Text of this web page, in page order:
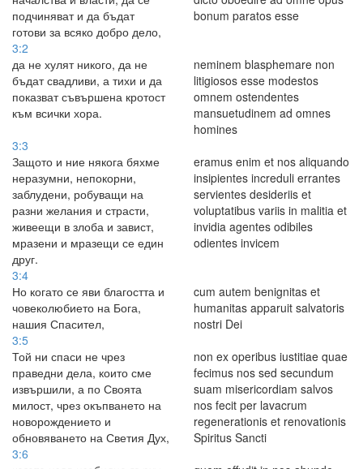
подчиняват и да бъдат
готови за всяко добро дело,
bonum paratos esse
3:2
да не хулят никого, да не
бъдат свадливи, а тихи и да
показват съвършена кротост
към всички хора.
neminem blasphemare non
litigiosos esse modestos
omnem ostendentes
mansuetudinem ad omnes
homines
3:3
Защото и ние някога бяхме
неразумни, непокорни,
заблудени, робуващи на
разни желания и страсти,
живеещи в злоба и завист,
мразени и мразещи се един
друг.
eramus enim et nos aliquando
insipientes increduli errantes
servientes desideriis et
voluptatibus variis in malitia et
invidia agentes odibiles
odientes invicem
3:4
Но когато се яви благостта и
човеколюбието на Бога,
нашия Спасител,
cum autem benignitas et
humanitas apparuit salvatoris
nostri Dei
3:5
Той ни спаси не чрез
праведни дела, които сме
извършили, а по Своята
милост, чрез окъпването на
новорождението и
обновяването на Светия Дух,
non ex operibus iustitiae quae
fecimus nos sed secundum
suam misericordiam salvos
nos fecit per lavacrum
regenerationis et renovationis
Spiritus Sancti
3:6